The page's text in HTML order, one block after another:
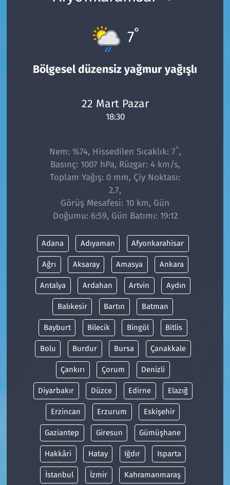
7°
Bölgesel düzensiz yağmur yağışlı
22 Mart Pazar
18:30
Nem: %74, Hissedilen Sıcaklık: 7° ,
Basınç: 1007 hPa, Rüzgar: 4 km/s,
Toplam Yağış: 0 mm, Çiy Noktası:
2.7,
Görüş Mesafesi: 10 km, Gün
Doğumu: 6:59, Gün Batımı: 19:12
Adana Adıyaman Afyonkarahisar
Ağrı Aksaray Amasya Ankara
Antalya Ardahan Artvin Aydın
Balıkesir Bartın Batman
Bayburt Bilecik Bingöl Bitlis
Bolu Burdur Bursa Çanakkale
Çankırı Çorum Denizli
Diyarbakır Düzce Edirne Elazığ
Erzincan Erzurum Eskişehir
Gaziantep Giresun Gümüşhane
Hakkâri Hatay Iğdır Isparta
İstanbul İzmir Kahramanmaraş